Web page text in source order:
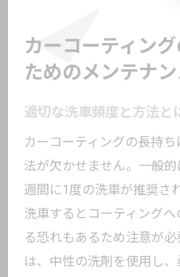
カーコーティン
ためのメンテナ
適切な洗車頻度と方法と
カーコーティングの長持
法が欠かせません。一般
週間に1度の洗車が推奨さ
洗車するとコーティング
る恐れもあるため注意が
は、中性の洗剤を使用し